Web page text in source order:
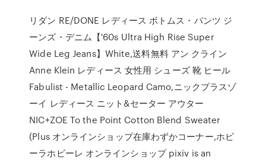
リダン RE/DONE レディース ボトムス・パンツ ジ
ーンズ・デニム【'60s Ultra High Rise Super
Wide Leg Jeans】White,送料無料 アン クライン
Anne Klein レディース 女性用 シューズ 靴 ヒール
Fabulist - Metallic Leopard Camo,ニックプラスゾ
ーイ レディース ニット&セーター アウター
NIC+ZOE To the Point Cotton Blend Sweater
(Plus オンラインショップ在庫わずかコーナー,ホビ
ーラホビーレ オンラインショップ pixiv is an